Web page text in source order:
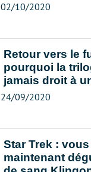
02/10/2020
Retour vers le
pourquoi la
jamais droit à
24/09/2020
Star Trek :
maintenant